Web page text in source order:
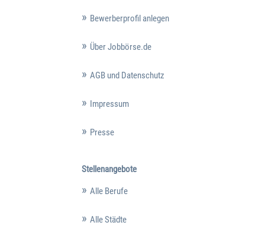
Bewerberprofil anlegen
Über Jobbörse.de
AGB und Datenschutz
Impressum
Presse
Stellenangebote
Alle Berufe
Alle Städte